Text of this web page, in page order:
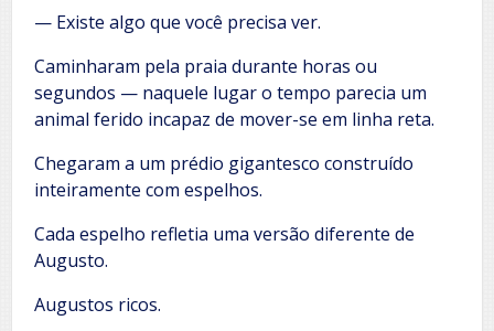
— Existe algo que você precisa ver.
Caminharam pela praia durante horas ou
segundos — naquele lugar o tempo parecia um
animal ferido incapaz de mover-se em linha reta.
Chegaram a um prédio gigantesco construído
inteiramente com espelhos.
Cada espelho refletia uma versão diferente de
Augusto.
Augustos ricos.